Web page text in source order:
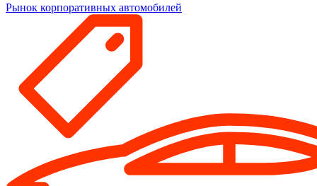
Рынок корпоративных автомобилей